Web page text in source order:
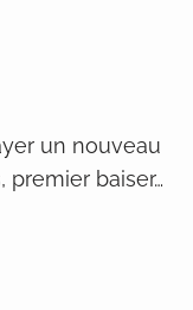
un nouveau
premier baiser…